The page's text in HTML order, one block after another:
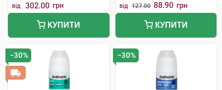
від 302.00 грн
КУПИТИ
від 127.00 88.90 грн
КУПИТИ
−30% −30%